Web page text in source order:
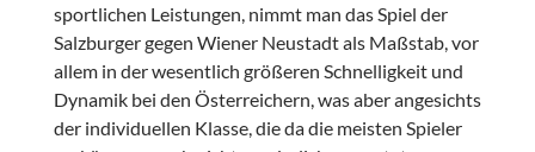
sportlichen Leistungen, nimmt man das Spiel der
Salzburger gegen Wiener Neustadt als Maßstab, vor
allem in der wesentlich größeren Schnelligkeit und
Dynamik bei den Österreichern, was aber angesichts
der individuellen Klasse, die da die meisten Spieler